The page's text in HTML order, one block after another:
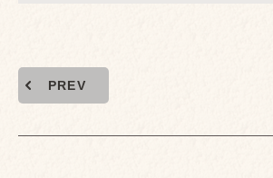
PREV